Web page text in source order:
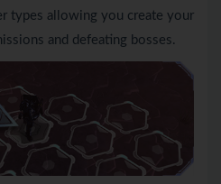
types allowing you create your
and defeating bosses.